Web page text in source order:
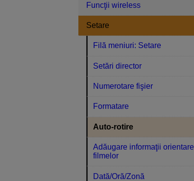
Funcţii wireless
Setare
Filă meniuri: Setare
Setări director
Numerotare fişier
Formatare
Auto-rotire
Adăugare informaţii orientare
filmelor
Dată/Oră/Zonă